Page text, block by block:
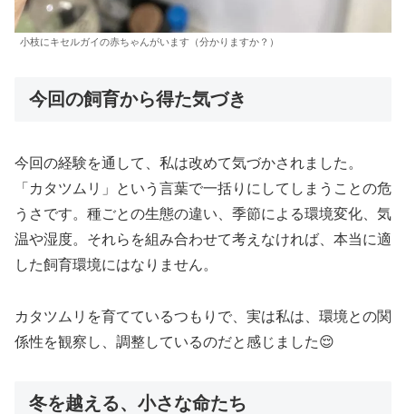
小枝にキセルガイの赤ちゃんがいます（分かりますか？）
今回の飼育から得た気づき
今回の経験を通して、私は改めて気づかされました。
「カタツムリ」という言葉で一括りにしてしまうことの危
うさです。種ごとの生態の違い、季節による環境変化、気
温や湿度。それらを組み合わせて考えなければ、本当に適
した飼育環境にはなりません。
カタツムリを育てているつもりで、実は私は、環境との関
係性を観察し、調整しているのだと感じました😌
冬を越える、小さな命たち